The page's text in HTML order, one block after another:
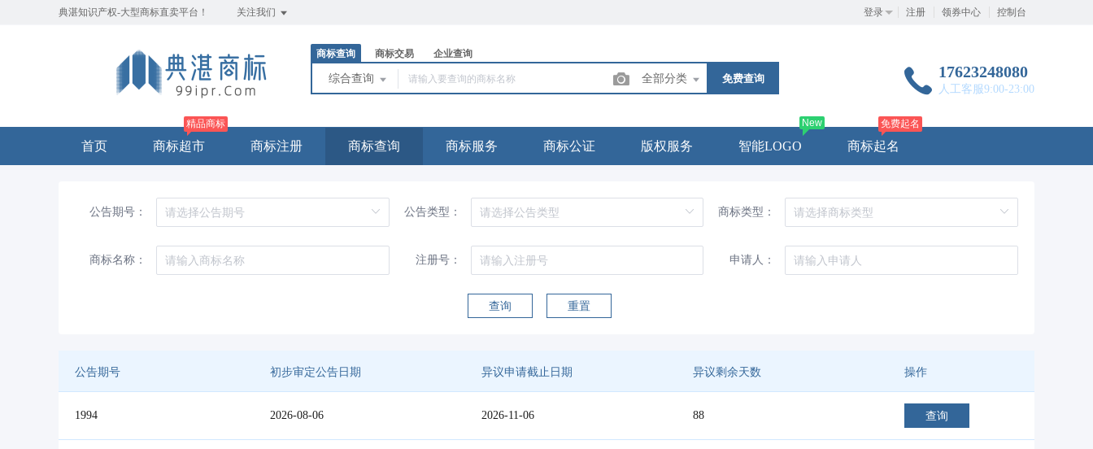
典湛知识产权-大型商标直卖平台！ 关注我们 登录 注册 领券中心 控制台
商标查询 商标交易 企业查询
综合查询 全部分类 免费查询 17623248080
人工客服9:00-23:00
首页 商标超市
精品商标
商标注册 商标查询 商标服务 商标公证 版权服务 智能LOGO
New
商标起名
免费起名
公告期号： 公告类型： 商标类型：
商标名称： 注册号： 申请人：
查询 重置
公告期号 初步审定公告日期 异议申请截止日期 异议剩余天数 操作
1994 2026-08-06 2026-11-06 88 查询